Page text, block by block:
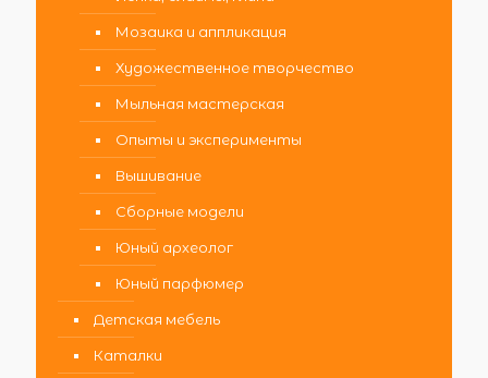
Мозаика и аппликация
Художественное творчество
Мыльная мастерская
Опыты и эксперименты
Вышивание
Сборные модели
Юный археолог
Юный парфюмер
Детская мебель
Каталки